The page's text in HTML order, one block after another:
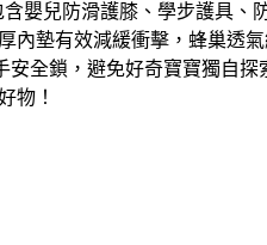
嬰兒防滑護膝、學步護具
墊有效減緩衝擊，蜂巢透
全鎖，避免好奇寶寶獨自
物！